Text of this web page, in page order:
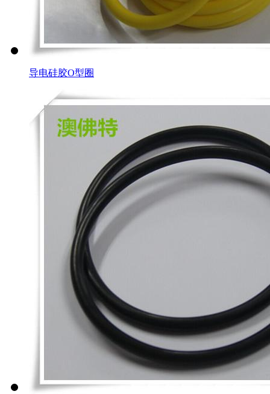
导电硅胶O型圈